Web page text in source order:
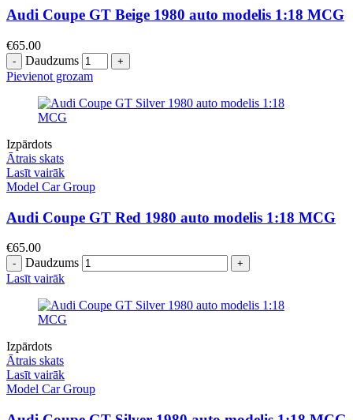
Audi Coupe GT Beige 1980 auto modelis 1:18 MCG
€65.00
Daudzums
Pievienot grozam
Izpārdots
Ātrais skats
Lasīt vairāk
Model Car Group
Audi Coupe GT Red 1980 auto modelis 1:18 MCG
€65.00
Daudzums
Lasīt vairāk
Izpārdots
Ātrais skats
Lasīt vairāk
Model Car Group